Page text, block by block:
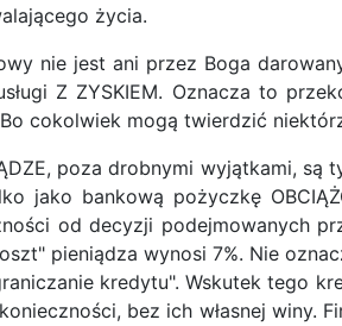
życia.
nie jest ani przez Boga
Z ZYSKIEM. Oznacza to
Bo cokolwiek mogą twierdzić
poza drobnymi wyjątkami,
jako bankową pożyczkę
od decyzji podejmowanych
pieniądza wynosi 7%. Nie
kredytu". Wskutek tego
bez ich własnej